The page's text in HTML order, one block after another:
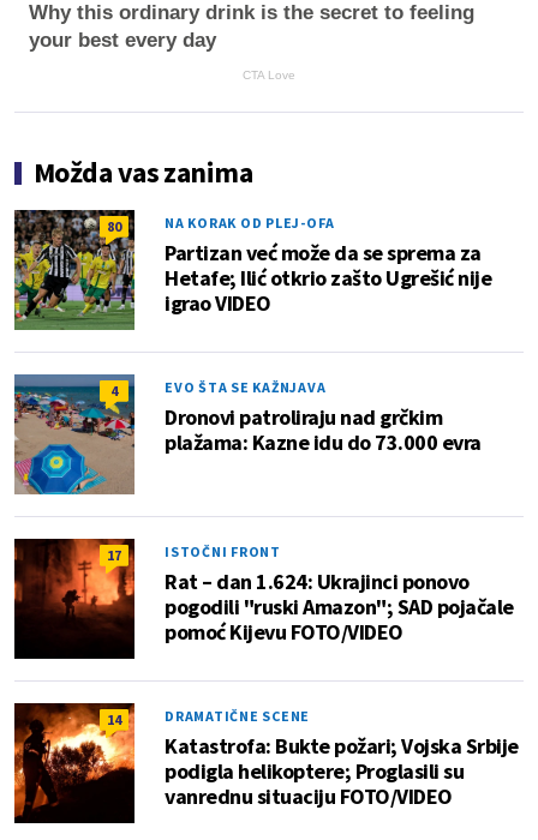
Why this ordinary drink is the secret to feeling
your best every day
CTA Love
Možda vas zanima
80 NA KORAK OD PLEJ-OFA
Partizan već može da se sprema za
Hetafe; Ilić otkrio zašto Ugrešić nije
igrao VIDEO
4 EVO ŠTA SE KAŽNJAVA
Dronovi patroliraju nad grčkim
plažama: Kazne idu do 73.000 evra
17 ISTOČNI FRONT
Rat – dan 1.624: Ukrajinci ponovo
pogodili "ruski Amazon"; SAD pojačale
pomoć Kijevu FOTO/VIDEO
14 DRAMATIČNE SCENE
Katastrofa: Bukte požari; Vojska Srbije
podigla helikoptere; Proglasili su
vanrednu situaciju FOTO/VIDEO